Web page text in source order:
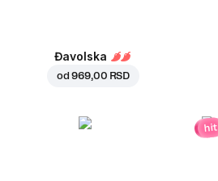
Đavolska
od969,00 RSD
hit